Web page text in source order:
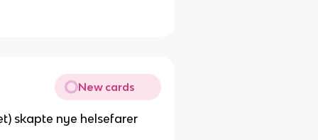
New cards
skapte nye helsefarer